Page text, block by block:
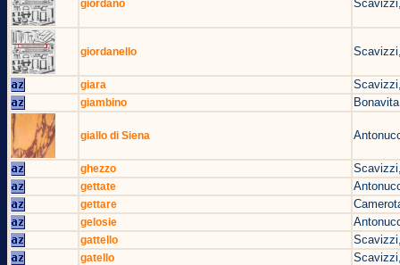
giordano
giordanello
giara
giambino
giallo di Siena
ghezzo
gettate
gettare
gelosie
gattello
gatello